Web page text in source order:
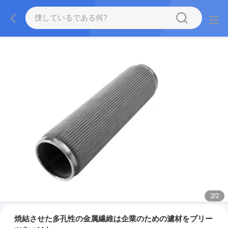
2/2
焼結させた多孔性の金属繊維は企業のための濾材をプリー